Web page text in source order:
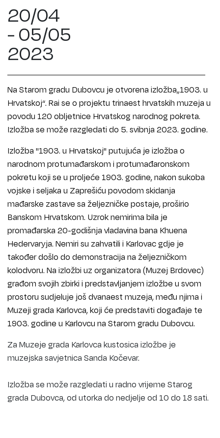
20/04
- 05/05
2023
Na Starom gradu Dubovcu je otvorena izložba„1903. u
Hrvatskoj“. Rai se o projektu trinaest hrvatskih muzeja u
povodu 120 obljetnice Hrvatskog narodnog pokreta.
Izložba se može razgledati do 5. svibnja 2023. godine.
Izložba "1903. u Hrvatskoj" putujuća je izložba o
narodnom protumađarskom i protumađaronskom
pokretu koji se u proljeće 1903. godine, nakon sukoba
vojske i seljaka u Zaprešiću povodom skidanja
mađarske zastave sa željezničke postaje, proširio
Banskom Hrvatskom. Uzrok nemirima bila je
promađarska 20-godišnja vladavina bana Khuena
Hedervaryja. Nemiri su zahvatili i Karlovac gdje je
također došlo do demonstracija na željezničkom
kolodvoru. Na izložbi uz organizatora (Muzej Brdovec)
građom svojih zbirki i predstavljanjem izložbe u svom
prostoru sudjeluje još dvanaest muzeja, među njima i
Muzeji grada Karlovca, koji će predstaviti događaje te
1903. godine u Karlovcu na Starom gradu Dubovcu.
Za Muzeje grada Karlovca kustosica izložbe je
muzejska savjetnica Sanda Kočevar.
Izložba se može razgledati u radno vrijeme Starog
grada Dubovca, od utorka do nedjelje od 10 do 18 sati.